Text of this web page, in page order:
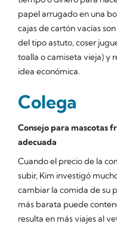
papel arrugado en una
cajas de cartón vacías
del tipo astuto, coser
toalla o camiseta vieja) y
idea económica.
Colega
Consejo para mascotas
adecuada
Cuando el precio de la
subir, Kim investigó
cambiar la comida de su
más barata puede
resulta en más viajes al